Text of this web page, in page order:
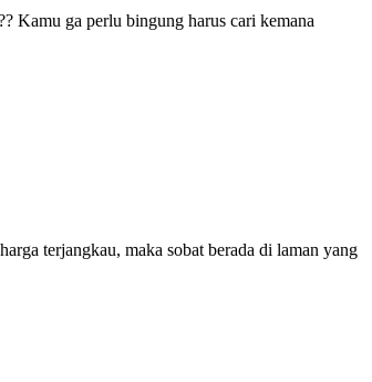
Kamu ga perlu bingung harus cari kemana
terjangkau, maka sobat berada di laman yang